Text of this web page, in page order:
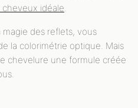
idéale.
magie des reflets, vous
la colorimétrie optique. Mais
chevelure une formule créée